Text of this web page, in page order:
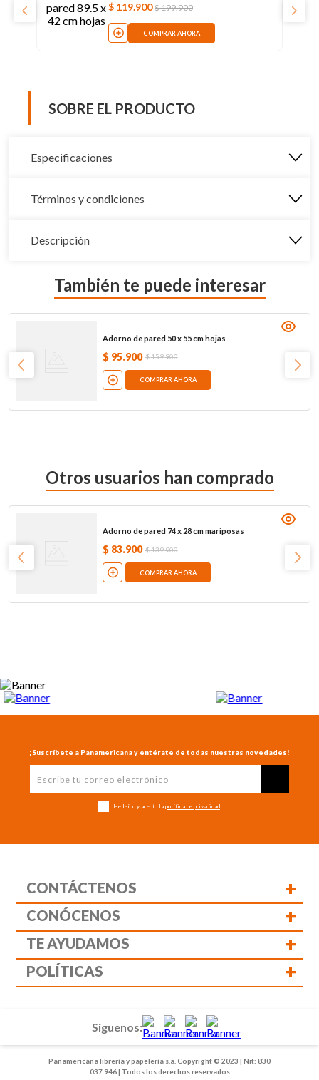
$ 119.900 $199.900
COMPRAR AHORA
SOBRE EL PRODUCTO
Especificaciones
Términos y condiciones
Descripción
También te puede interesar
Adorno de pared 50 x 55 cm hojas
$ 95.900 $159.900
COMPRAR AHORA
Otros usuarios han comprado
Adorno de pared 74 x 28 cm mariposas
$ 83.900 $139.900
COMPRAR AHORA
¡Suscríbete a Panamericana y entérate de todas nuestras novedades!
He leído y acepto la política de privacidad
CONTÁCTENOS +
CONÓCENOS +
TE AYUDAMOS +
POLÍTICAS +
Panamericana librería y papelería s.a. Copyright © 2023 | Nit: 830
037 946 | Todos los derechos reservados
Siguenos: